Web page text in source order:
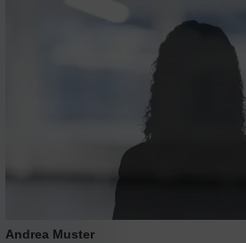
Andrea Muster